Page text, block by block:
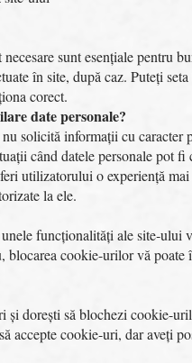
sunt esențiale pentru
în site, după caz. Puteți
corect.
date personale?
solicită informații cu
când datele personale pot
utilizatorului o experiență
la ele.
funcționalități ale
cookie-urilor vă poate
și dorești să blochezi cookie-
accepte cookie-uri, dar aveți